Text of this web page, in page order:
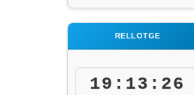
RELLOTGE
19:13:26